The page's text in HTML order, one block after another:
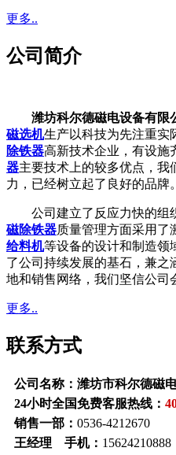
更多..
公司简介
潍坊科尔德磁电设备有限
磁选机生产以科技为先注重实
除铁器高新技术企业，有设施
器主要技术上的较多优点，我
力，已经树立起了良好的品牌。
公司建立了反应力快的组
磁除铁器质量管理方面采用了
给料机等设备的设计和制造领
了公司持续发展的基石，兼之
地和销售网络，我们坚信公司
更多..
联系方式
公司名称：潍坊市科尔德磁
24小时全国免费客服热线：
销售一部： 0536-4212670
王经理 手机： 15624210888